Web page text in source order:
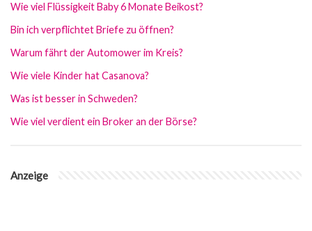
Wie viel Flüssigkeit Baby 6 Monate Beikost?
Bin ich verpflichtet Briefe zu öffnen?
Warum fährt der Automower im Kreis?
Wie viele Kinder hat Casanova?
Was ist besser in Schweden?
Wie viel verdient ein Broker an der Börse?
Anzeige